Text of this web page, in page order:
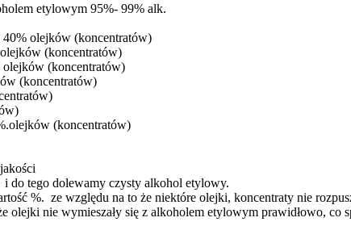
etylowym 95%- 99% alk.
olejków (koncentratów)
(koncentratów)
(koncentratów)
(koncentratów)
(koncentratów)
do tego dolewamy czysty alkohol etylowy.
%. ze względu na to że niektóre olejki, koncentraty nie
olejki nie wymieszały się z alkoholem etylowym prawidłowo, co